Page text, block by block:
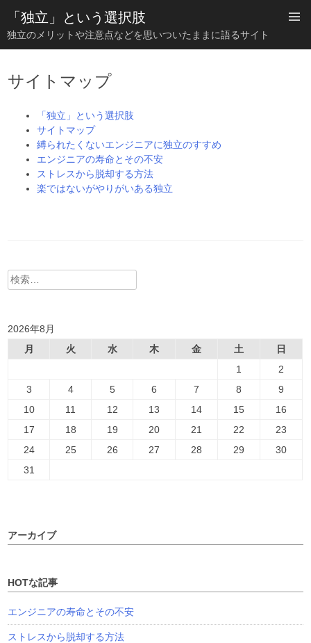
「独立」という選択肢
独立のメリットや注意点などを思いついたままに語るサイト
ン
テ
サイトマップ
「独立」という選択肢
サイトマップ
縛られたくないエンジニアに独立のすすめ
エンジニアの寿命とその不安
ストレスから脱却する方法
楽ではないがやりがいある独立
検
2026年8月
月
火 水 木 金 土
日
1
2
3
4 5 6 7 8
9
10
11 12 13 14 15
16
17
18 19 20 21 22
23
24
25 26 27 28 29
30
31
アーカイブ
HOTな記事
エンジニアの寿命とその不安
ストレスから脱却する方法